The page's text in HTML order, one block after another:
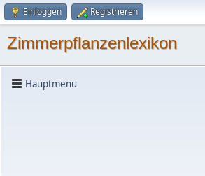
Einloggen Registrieren
Zimmerpflanzenlexikon
Hauptmenü